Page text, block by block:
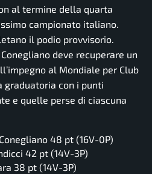
al termine della quarta
campionato italiano.
il podio provvisorio.
deve recuperare un
al Mondiale per Club
graduatoria con i punti
e quelle perse di ciascuna
48 pt (16V-0P)
42 pt (14V-3P)
38 pt (14V-3P)